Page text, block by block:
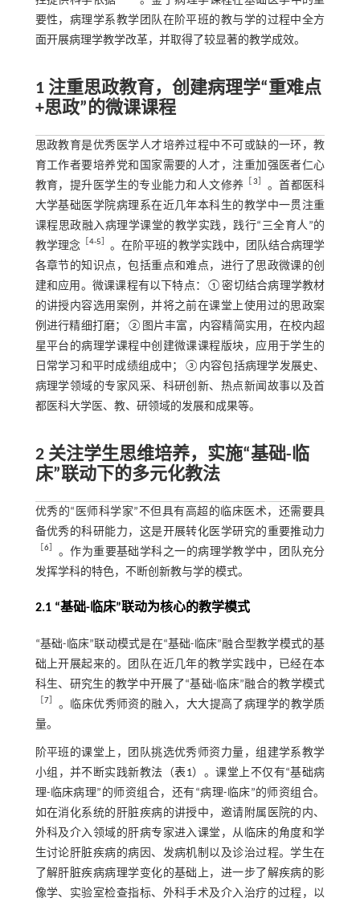
要性，病理学系教学团队在阶平班的教与学的过程中全方
面开展病理学教学改革，并取得了较显著的教学成效。
1 注重思政教育，创建病理学“重难点
+思政”的微课课程
思政教育是优秀医学人才培养过程中不可或缺的一环，教
育工作者要培养党和国家需要的人才，注重加强医者仁心
教育，提升医学生的专业能力和人文修养
［3］ 。首都医科
大学基础医学院病理系在近几年本科生的教学中一贯注重
课程思政融入病理学课堂的教学实践，践行“三全育人”的
教学理念［4-5］ 。在阶平班的教学实践中，团队结合病理学
各章节的知识点，包括重点和难点，进行了思政微课的创
建和应用。微课课程有以下特点：①密切结合病理学教材
的讲授内容选用案例，并将之前在课堂上使用过的思政案
例进行精细打磨；②图片丰富，内容精简实用，在校内超
星平台的病理学课程中创建微课课程版块，应用于学生的
日常学习和平时成绩组成中；③内容包括病理学发展史、
病理学领域的专家风采、科研创新、热点新闻故事以及首
都医科大学医、教、研领域的发展和成果等。
2 关注学生思维培养，实施“基础-临
床”联动下的多元化教法
优秀的“医师科学家”不但具有高超的临床医术，还需要具
备优秀的科研能力，这是开展转化医学研究的重要推动力
［6］ 。作为重要基础学科之一的病理学教学中，团队充分
发挥学科的特色，不断创新教与学的模式。
2.1 “基础-临床”联动为核心的教学模式
“基础-临床”联动模式是在“基础-临床”融合型教学模式的基
础上开展起来的。团队在近几年的教学实践中，已经在本
科生、研究生的教学中开展了“基础-临床”融合的教学模式
［7］ 。临床优秀师资的融入，大大提高了病理学的教学质
量。
阶平班的课堂上，团队挑选优秀师资力量，组建学系教学
小组，并不断实践新教法（表1）。课堂上不仅有“基础病
理-临床病理”的师资组合，还有“病理-临床”的师资组合。
如在消化系统的肝脏疾病的讲授中，邀请附属医院的内、
外科及介入领域的肝病专家进入课堂，从临床的角度和学
生讨论肝脏疾病的病因、发病机制以及诊治过程。学生在
了解肝脏疾病病理学变化的基础上，进一步了解疾病的影
像学、实验室检查指标、外科手术及介入治疗的过程，以